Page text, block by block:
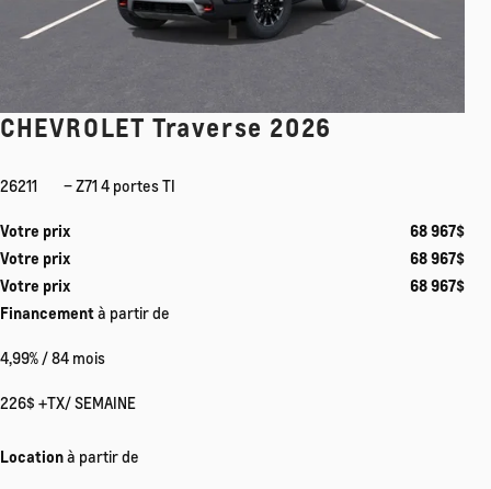
CHEVROLET Traverse 2026
26211 – Z71 4 portes TI
Votre prix 68 967$
Votre prix
68 967$
Votre prix
68 967$
Financementà partir de
4,99% / 84 mois
226$ +TX/ SEMAINE
Locationà partir de